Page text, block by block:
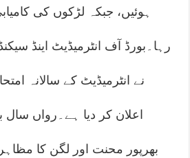
رہا۔بورڈ آف انٹرمیڈیٹ اینڈ
اعلان کر دیا ہے۔رواں سال
بھرپور محنت اور لگن کا